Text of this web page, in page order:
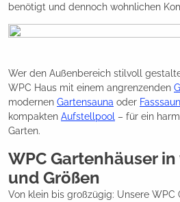
benötigt und dennoch wohnlichen
Wer den Außenbereich stilvoll
WPC Haus mit einem angrenzenden
modernen Gartensauna oder
kompakten Aufstellpool – für ein
Garten.
WPC Gartenhäuser
und Größen
Von klein bis großzügig: Unsere WPC